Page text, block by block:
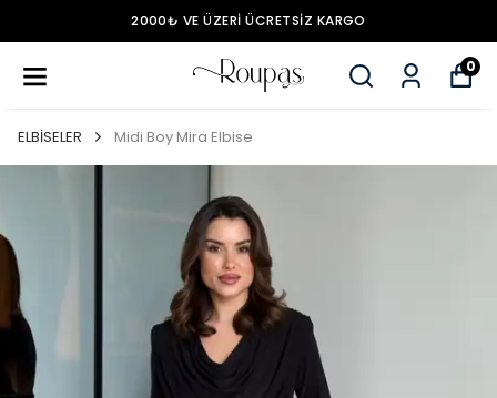
2000₺ VE ÜZERİ ÜCRETSİZ KARGO
0
ELBİSELER Midi Boy Mira Elbise